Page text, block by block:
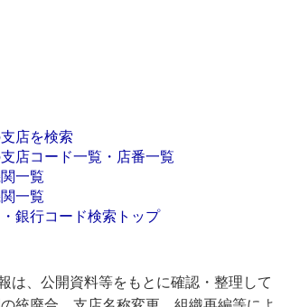
店を検索
店コード一覧・店番一覧
一覧
一覧
銀行コード検索トップ
は、公開資料等をもとに確認・整理して